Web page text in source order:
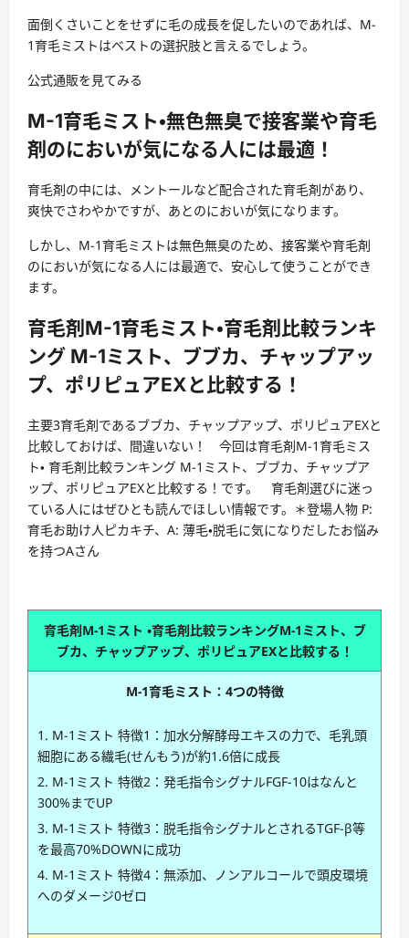
面倒くさいことをせずに毛の成長を促したいのであれば、M-
1育毛ミストはベストの選択肢と言えるでしょう。
公式通販を見てみる
M-1育毛ミスト・無色無臭で接客業や育毛
剤のにおいが気になる人には最適！
育毛剤の中には、メントールなど配合された育毛剤があり、
爽快でさわやかですが、あとのにおいが気になります。
しかし、M-1育毛ミストは無色無臭のため、接客業や育毛剤
のにおいが気になる人には最適で、安心して使うことができ
ます。
育毛剤M-1育毛ミスト・育毛剤比較ランキ
ング M-1ミスト、ブブカ、チャップアッ
プ、ポリピュアEXと比較する！
主要3育毛剤であるブブカ、チャップアップ、ポリピュアEXと
比較しておけば、間違いない！ 今回は育毛剤M-1育毛ミス
ト・ 育毛剤比較ランキング M-1ミスト、ブブカ、チャップア
ップ、ポリピュアEXと比較する！です。 育毛剤選びに迷っ
ている人にはぜひとも読んでほしい情報です。＊登場人物 P:
育毛お助け人ピカキチ、A: 薄毛・脱毛に気になりだしたお悩み
を持つAさん
育毛剤M-1ミスト ・育毛剤比較ランキングM-1ミスト、ブ
ブカ、チャップアップ、ポリピュアEXと比較する！
M-1育毛ミスト：4つの特徴
M-1ミスト 特徴1：加水分解酵母エキスの力で、毛乳頭
細胞にある繊毛(せんもう)が約1.6倍に成長
M-1ミスト 特徴2：発毛指令シグナルFGF-10はなんと
300%までUP
M-1ミスト 特徴3：脱毛指令シグナルとされるTGF-β等
を最高70%DOWNに成功
M-1ミスト 特徴4：無添加、ノンアルコールで頭皮環境
へのダメージ0ゼロ